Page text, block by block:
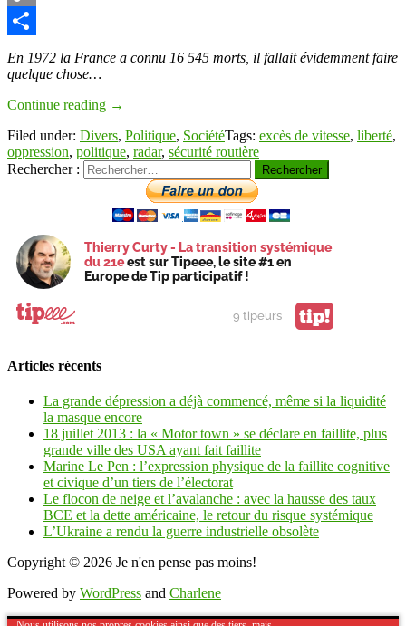
Copy
Link
Partager
En 1972 la France a connu 16 545 morts, il fallait évidemment faire
quelque chose…
Continue reading →
Filed under: Divers, Politique, SociétéTags: excès de vitesse, liberté,
oppression, politique, radar, sécurité routière
Rechercher :
Thierry Curty - La transition systémique
du 21eest sur Tipeee, le site #1 en
Europe de Tip participatif !
9 tipeurs tip!
Articles récents
La grande dépression a déjà commencé, même si la liquidité
la masque encore
18 juillet 2013 : la « Motor town » se déclare en faillite, plus
grande ville des USA ayant fait faillite
Marine Le Pen : l’expression physique de la faillite cognitive
et civique d’un tiers de l’électorat
Le flocon de neige et l’avalanche : avec la hausse des taux
BCE et la dette américaine, le retour du risque systémique
L’Ukraine a rendu la guerre industrielle obsolète
Copyright © 2026 Je n'en pense pas moins!
Powered by WordPress and Charlene